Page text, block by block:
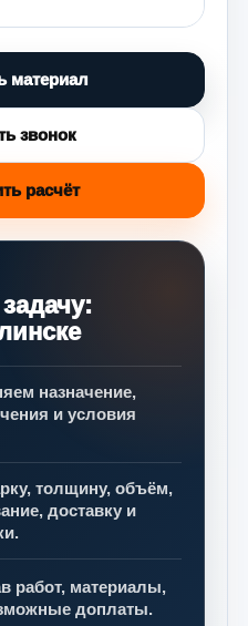
материал
звонок
расчёт
назначение,
и условия
толщину, объём,
доставку и
работ, материалы,
доплаты.